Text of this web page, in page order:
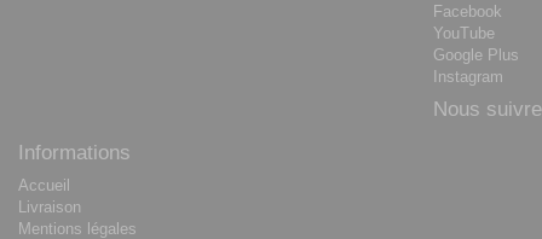
Facebook
YouTube
Google Plus
Instagram
Nous suivre
Informations
Accueil
Livraison
Mentions légales